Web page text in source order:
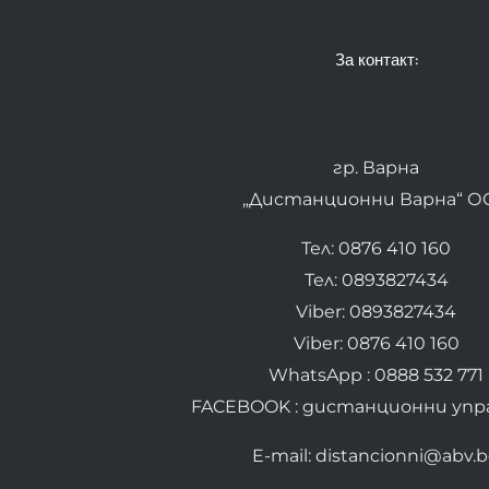
За контакт:
гр. Варна
„Дистанционни Варна“
Тел: 0876 410 160
Тел: 0893827434
Viber: 0893827434
Viber: 0876 410 160
WhatsApp : 0888 532 771
FACEBOOK : дистанционни
E-mail: